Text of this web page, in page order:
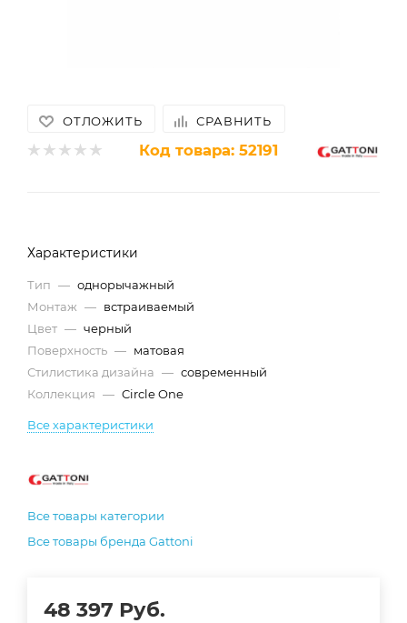
ОТЛОЖИТЬ СРАВНИТЬ
Код товара: 52191
Характеристики
Тип — однорычажный
Монтаж — встраиваемый
Цвет — черный
Поверхность — матовая
Стилистика дизайна — современный
Коллекция — Circle One
Все характеристики
Все товары категории
Все товары бренда Gattoni
48 397 Руб.